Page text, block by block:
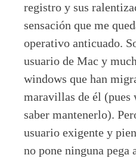
registro y sus
sensación que me
operativo anticuado.
usuario de Mac y
windows que han
maravillas de él (pues
saber mantenerlo).
usuario exigente y
no pone ninguna pega